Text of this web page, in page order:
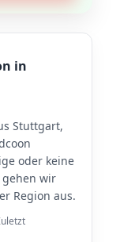
in
Stuttgart,
oder keine
wir
Region aus.